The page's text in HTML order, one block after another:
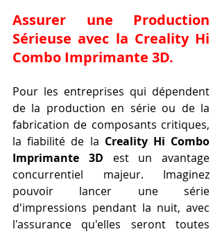
Assurer une Production
Sérieuse avec la Creality Hi
Combo Imprimante 3D.
Pour les entreprises qui dépendent
de la production en série ou de la
fabrication de composants critiques,
la fiabilité de la Creality Hi Combo
Imprimante 3D est un avantage
concurrentiel majeur. Imaginez
pouvoir lancer une série
d'impressions pendant la nuit, avec
l'assurance qu'elles seront toutes